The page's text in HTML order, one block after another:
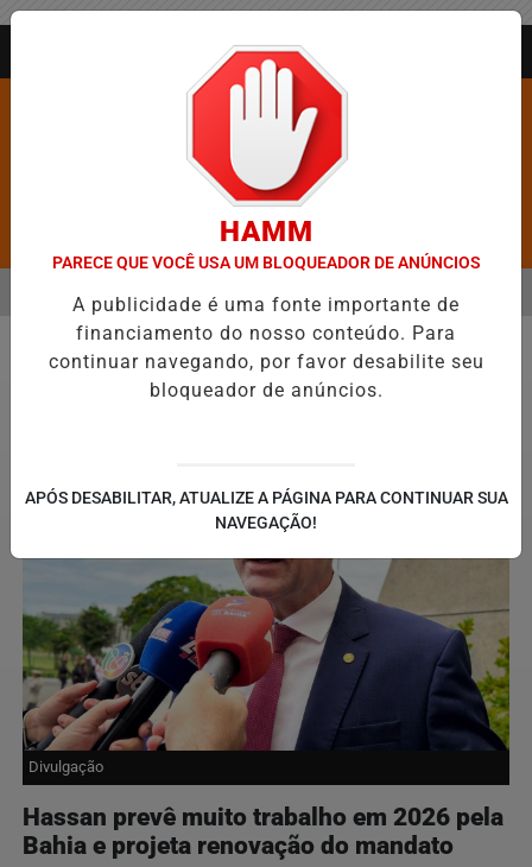
Pesquisar Notícia
DE FIGURAR ENTRE AS CINCO CIDADES MAIS VIOLENTAS DO
EM ALTA
MENU
Atividade Parlamentar
Divulgação
Hassan prevê muito trabalho em 2026 pela
Bahia e projeta renovação do mandato
HAMM
PARECE QUE VOCÊ USA UM BLOQUEADOR DE ANÚNCIOS
A publicidade é uma fonte importante de
financiamento do nosso conteúdo. Para
continuar navegando, por favor desabilite seu
bloqueador de anúncios.
APÓS DESABILITAR, ATUALIZE A PÁGINA PARA CONTINUAR SUA
NAVEGAÇÃO!